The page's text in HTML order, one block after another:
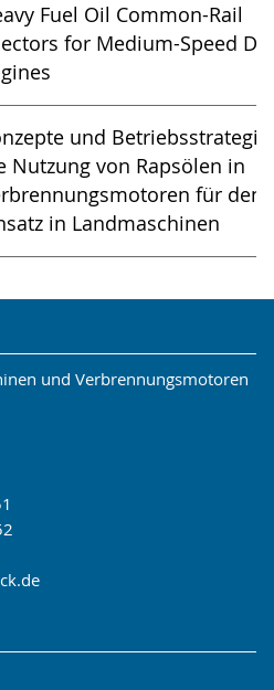
Fuel Oil Common-Rail
for Medium-Speed
und
Nutzung von Rapsölen in
für den
in Landmaschinen
und Verbrennungsmotoren
.de